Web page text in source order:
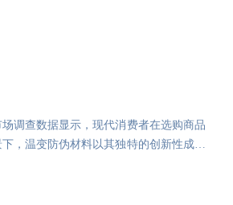
调查数据显示，现代消费者在选购商品
，温变防伪材料以其独特的创新性成功